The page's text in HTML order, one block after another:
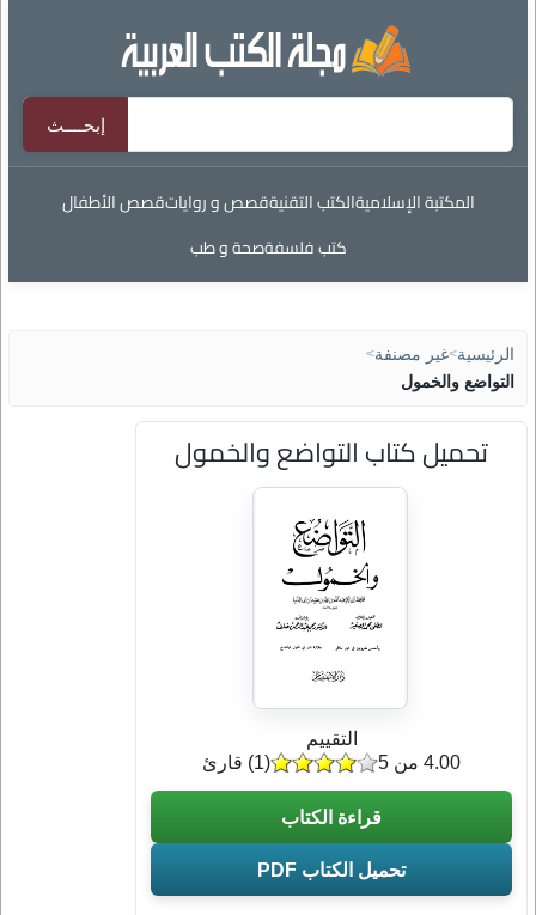
المكتبة الإسلاميةالكتب التقنيةقصص و رواياتقصص الأطفال
كتب فلسفةصحة و طب
الرئيسية>غير مصنفة>
التواضع والخمول
تحميل كتاب التواضع والخمول
التقييم
(
1) قارئ 4.00 من 5
قراءة الكتاب
تحميل الكتاب PDF